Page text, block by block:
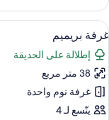
غرفة
سوبيريور
استعراض
جميع
صور
غرفة
بريميم
9
غرفة بريميم
إطلالة على الحديقة
38 متر مربع
غرفة نوم واحدة
يتّسع لـ 4